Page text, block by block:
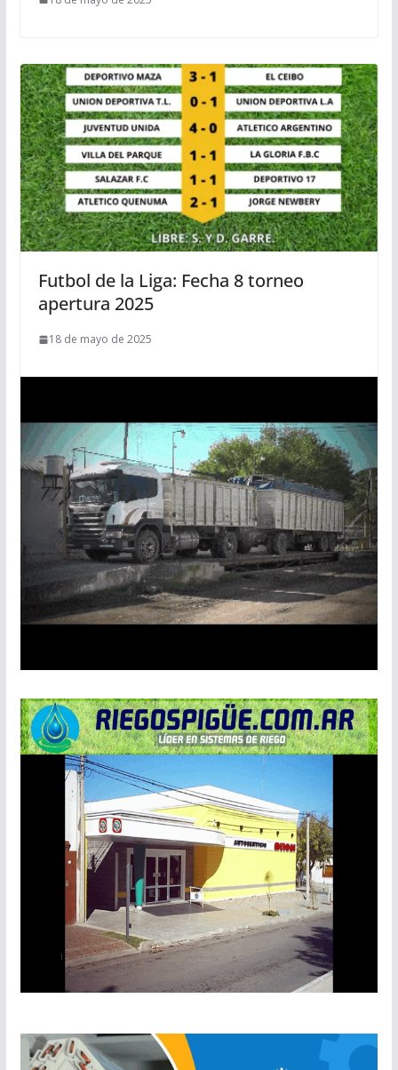
Futbol de la Liga: Fecha 8 torneo
apertura 2025
18 de mayo de 2025